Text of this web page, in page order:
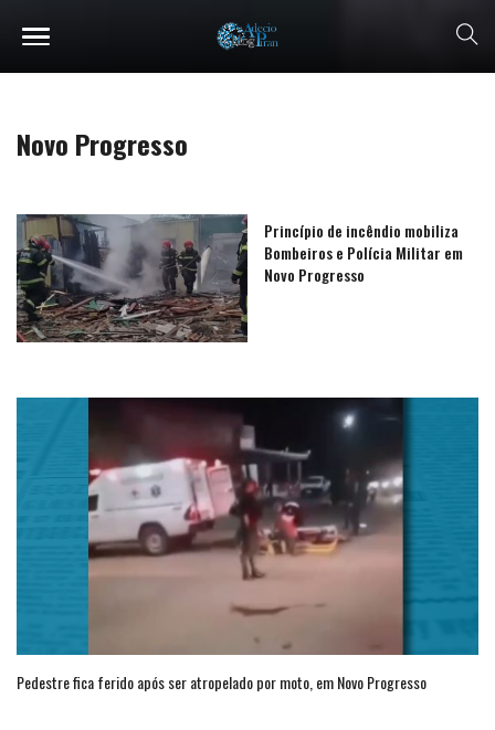
Novo Progresso
Princípio de incêndio mobiliza
Bombeiros e Polícia Militar em
Novo Progresso
Pedestre fica ferido após ser atropelado por moto, em Novo Progresso